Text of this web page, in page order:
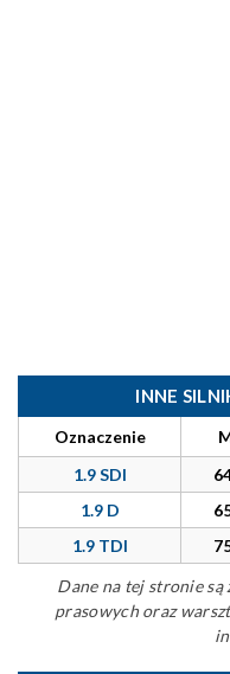
INNE
Oznaczenie
1.9 SDI
1.9 D
1.9 TDI
Dane na tej stronie
prasowych oraz